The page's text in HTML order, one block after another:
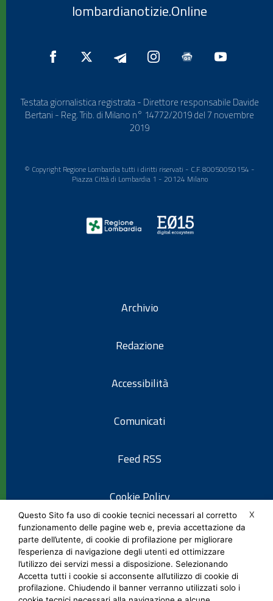
lombardianotizie.Online
Testata giornalistica registrata - Direttore responsabile Davide
Bertani - Reg. Trib. di Milano n° 14772/2019 del 7 novembre
2019
© Copyright Regione Lombardia tutti i diritti riservati - C.F. 80050050154 -
Piazza Città di Lombardia 1 - 20124 Milano
Archivio
Redazione
Accessibilità
Comunicati
Feed RSS
Cookie Policy
Informativa privacy
Note legali
X
Questo Sito fa uso di cookie tecnici necessari al corretto
funzionamento delle pagine web e, previa accettazione da
parte dell’utente, di cookie di profilazione per migliorare
l’esperienza di navigazione degli utenti ed ottimizzare
l’utilizzo dei servizi messi a disposizione. Selezionando
Accetta tutti i cookie si acconsente all’utilizzo di cookie di
profilazione. Chiudendo il banner verranno utilizzati solo i